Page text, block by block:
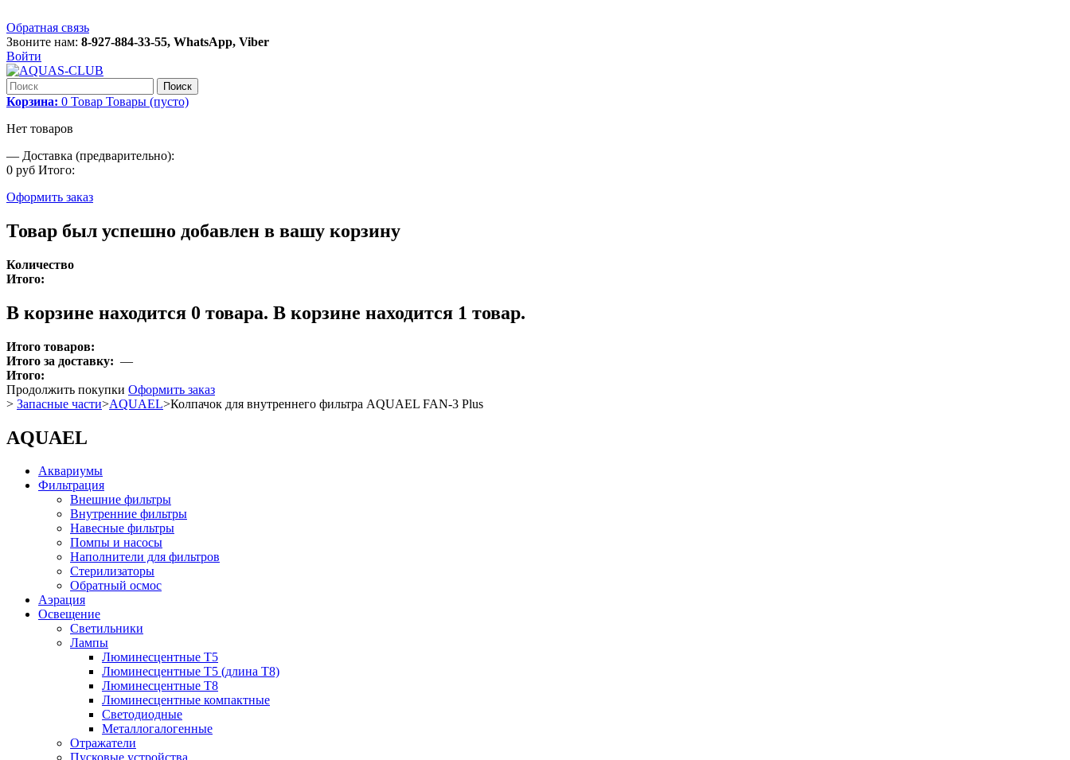
Обратная связь
Звоните нам: 8-927-884-33-55, WhatsApp, Viber
Войти
Поиск
Корзина: 0 Товар Товары (пусто)
Нет товаров
— Доставка (предварительно):
0 руб Итого:
Оформить заказ
Товар был успешно добавлен в вашу корзину
Количество
Итого:
В корзине находится 0 товара. В корзине находится 1 товар.
Итого товаров:
Итого за доставку: —
Итого:
Продолжить покупки Оформить заказ
> Запасные части>AQUAEL>Колпачок для внутреннего фильтра AQUAEL FAN-3 Plus
AQUAEL
Аквариумы
Фильтрация
Внешние фильтры
Внутренние фильтры
Навесные фильтры
Помпы и насосы
Наполнители для фильтров
Стерилизаторы
Обратный осмос
Аэрация
Освещение
Светильники
Лампы
Люминесцентные T5
Люминесцентные T5 (длина T8)
Люминесцентные T8
Люминесцентные компактные
Светодиодные
Металлогалогенные
Отражатели